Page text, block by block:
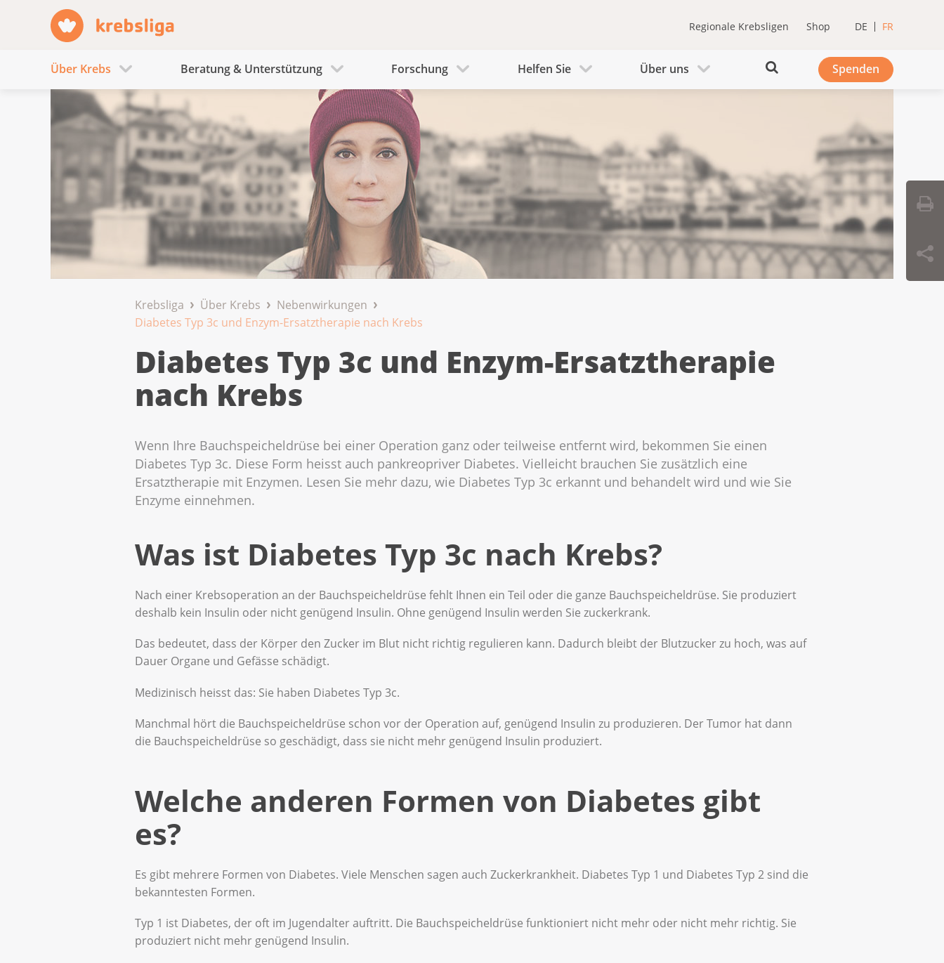
Regionale Krebsligen Shop DE FR
Über Krebs Beratung & Unterstützung Forschung Helfen Sie Über uns Spenden
Krebsliga Über Krebs
Nebenwirkungen
Diabetes Typ 3c und Enzym-Ersatztherapie nach Krebs
Diabetes Typ 3c und Enzym-Ersatztherapie
nach Krebs
Wenn Ihre Bauchspeicheldrüse bei einer Operation ganz oder teilweise entfernt wird, bekommen Sie einen
Diabetes Typ 3c. Diese Form heisst auch pankreopriver Diabetes. Vielleicht brauchen Sie zusätzlich eine
Ersatztherapie mit Enzymen. Lesen Sie mehr dazu, wie Diabetes Typ 3c erkannt und behandelt wird und wie Sie
Enzyme einnehmen.
Was ist Diabetes Typ 3c nach Krebs?
Nach einer Krebsoperation an der Bauchspeicheldrüse fehlt Ihnen ein Teil oder die ganze Bauchspeicheldrüse. Sie produziert
deshalb kein Insulin oder nicht genügend Insulin. Ohne genügend Insulin werden Sie zuckerkrank.
Das bedeutet, dass der Körper den Zucker im Blut nicht richtig regulieren kann. Dadurch bleibt der Blutzucker zu hoch, was auf
Dauer Organe und Gefässe schädigt.
Medizinisch heisst das: Sie haben Diabetes Typ 3c.
Manchmal hört die Bauchspeicheldrüse schon vor der Operation auf, genügend Insulin zu produzieren. Der Tumor hat dann
die Bauchspeicheldrüse so geschädigt, dass sie nicht mehr genügend Insulin produziert.
Welche anderen Formen von Diabetes gibt
es?
Es gibt mehrere Formen von Diabetes. Viele Menschen sagen auch Zuckerkrankheit. Diabetes Typ 1 und Diabetes Typ 2 sind die
bekanntesten Formen.
Typ 1 ist Diabetes, der oft im Jugendalter auftritt. Die Bauchspeicheldrüse funktioniert nicht mehr oder nicht mehr richtig. Sie
produziert nicht mehr genügend Insulin.